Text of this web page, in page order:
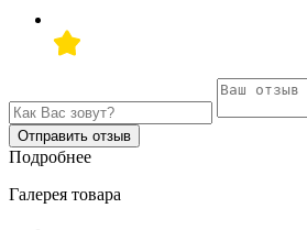
Отправить отзыв
Подробнее
Галерея товара